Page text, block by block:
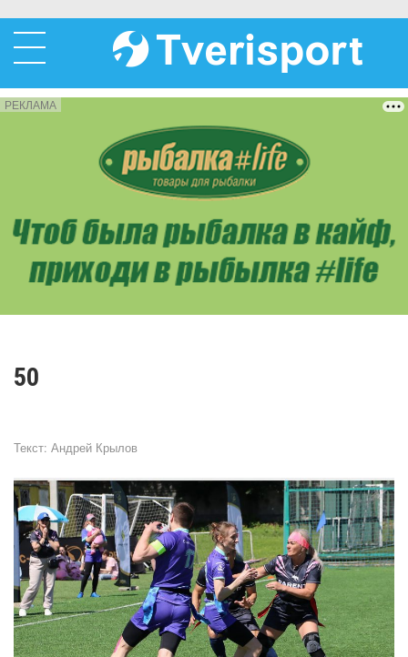
РЕКЛАМА
50
Текст: Андрей Крылов